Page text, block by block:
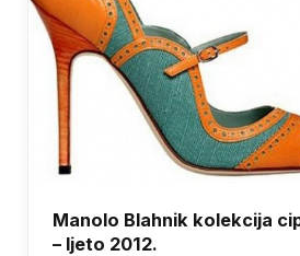
Manolo Blahnik kolekcija
– ljeto 2012.